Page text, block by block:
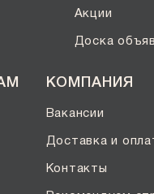
Акции
Доска
КОМПАНИЯ
Вакансии
Доставка и
Контакты